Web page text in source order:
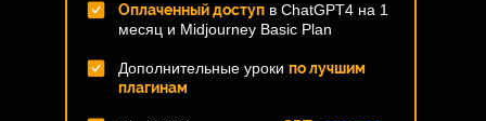
Оплаченный доступ в ChatGPT4 на 1
месяц и Midjourney Basic Plan
Дополнительные уроки по лучшим
плагинам